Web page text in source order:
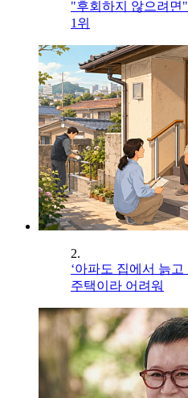
"후회하지 않으려면
1위
2.
‘아파도 집에서 늙
주택이라 어려워